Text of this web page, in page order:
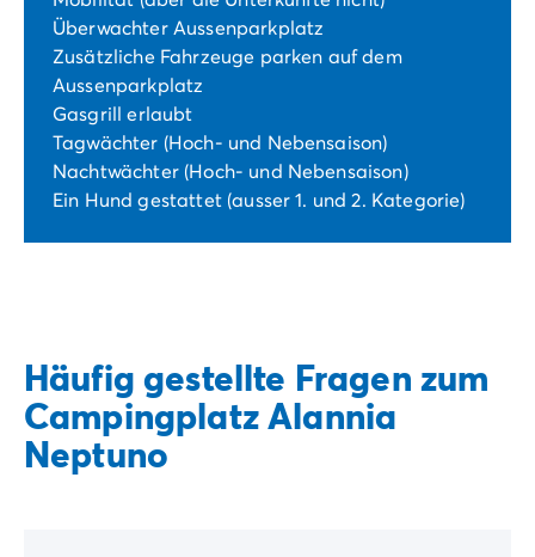
Überwachter Aussenparkplatz
Zusätzliche Fahrzeuge parken auf dem
Aussenparkplatz
Gasgrill erlaubt
Tagwächter (Hoch- und Nebensaison)
Nachtwächter (Hoch- und Nebensaison)
Ein Hund gestattet (ausser 1. und 2. Kategorie)
Häufig gestellte Fragen zum
Campingplatz Alannia
Neptuno